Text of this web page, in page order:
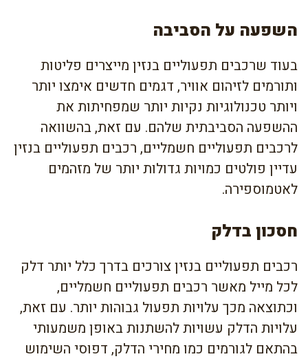
השפעה על הסביבה
בעוד שרכבים תפעוליים בנזין מייצרים פליטות
ותורמים לזיהום אוויר, דגמים חדשים אימצו יותר
ויותר טכנולוגיות נקיות יותר שמפחיתות את
ההשפעה הסביבתית שלהם. עם זאת, בהשוואה
לרכבים תפעוליים חשמליים, רכבים תפעוליים בנזין
עדיין פולטים כמויות גדולות יותר של מזהמים
לאטמוספירה.
חסכון בדלק
רכבים תפעוליים בנזין צורכים בדרך כלל יותר דלק
לכל מייל מאשר רכבים תפעוליים חשמליים,
וכתוצאה מכך עלויות תפעול גבוהות יותר. עם זאת,
עלויות הדלק עשויות להשתנות באופן משמעותי
בהתאם לגורמים כמו מחירי הדלק, דפוסי השימוש